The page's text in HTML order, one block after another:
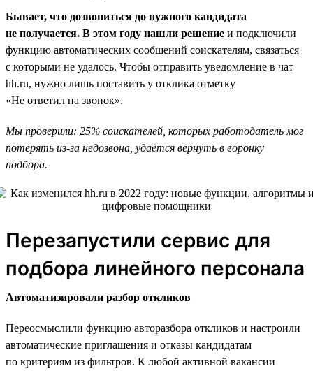
Бывает, что дозвониться до нужного кандидата
не получается. В этом году нашли решение и подключили
функцию автоматических сообщений соискателям, связаться
с которыми не удалось. Чтобы отправить уведомление в чат
hh.ru, нужно лишь поставить у отклика отметку
«Не ответил на звонок».
Мы проверили: 25% соискателей, которых работодатель мог
потерять из-за недозвона, удаётся вернуть в воронку
подбора.
Перезапустили сервис для
подбора линейного персонала
Автоматизировали разбор откликов
Переосмыслили функцию авторазбора откликов и настроили
автоматические приглашения и отказы кандидатам
по критериям из фильтров. К любой активной вакансии